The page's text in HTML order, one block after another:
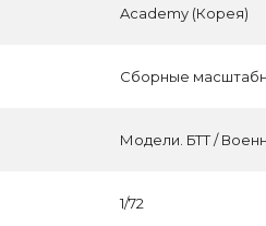
Academy (Корея)
Сборные
Модели. БТТ /
1/72